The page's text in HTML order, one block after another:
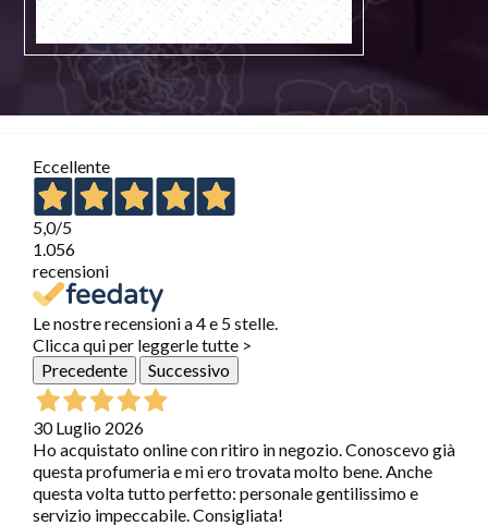
Eccellente
5,0/5
1.056
recensioni
Le nostre recensioni a 4 e 5 stelle.
Clicca qui per leggerle tutte >
Precedente
Successivo
30 Luglio 2026
Ho acquistato online con ritiro in negozio. Conoscevo già
questa profumeria e mi ero trovata molto bene. Anche
questa volta tutto perfetto: personale gentilissimo e
servizio impeccabile. Consigliata!